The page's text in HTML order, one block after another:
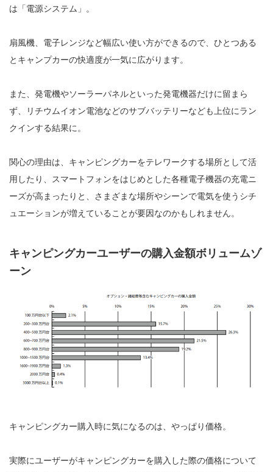
は「電源システム」。
扇風機、電子レンジなど幅広い使い方ができるので、ひとつある
とキャンプカーの快適度が一気に広がります。
また、発電機やソーラーパネルといった発電機器だけに留まら
ず、リチウムイオン電池などのサブバッテリーなども上位にラン
クインする結果に。
関心の理由は、キャンピングカーをテレワークする場所として活
用したり、スマートフォンをはじめとした各種電子機器の充電ニ
ーズが高まったりと、さまざまな場所やシーンで電気を使うシチ
ュエーションが増えていることが要因なのかもしれません。
キャンピングカーユーザーの購入金額ボリュームゾ
ーン
キャンピングカー購入時に気になるのは、やっぱり価格。
実際にユーザーがキャンピングカーを購入した際の価格について